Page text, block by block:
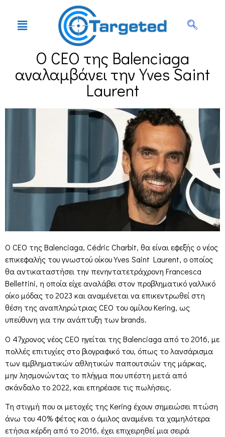
Ο CEO της Balenciaga
αναλαμβάνει την Yves Saint
Laurent
Ο CEO της Balenciaga, Cédric Charbit, θα είναι εφεξής ο νέος
επικεφαλής του γνωστού οίκου Yves Saint Laurent, ο οποίος
θα αντικαταστήσει την πενηντατετράχρονη Francesca
Bellettini, η οποία είχε αναλάβει στον προβληματικό γαλλικό
οίκο μόδας το 2023 και αναμένεται να επικεντρωθεί στη
θέση της αναπληρώτριας CEO του ομίλου Kering, ως
υπεύθυνη για την ανάπτυξη των brands.
Ο 47χρονος νέος CEO ηγείται της Balenciaga από το 2016, με
πολλές επιτυχίες στο βιογραφικό του, όπως το λανσάρισμα
των εμβληματικών αθλητικών παπουτσιών της μάρκας,
μην λησμονώντας το πλήγμα που υπέστη μετά από
σκάνδαλο το 2022, και επηρέασε τις πωλήσεις.
Τη στιγμή που οι μετοχές της Kering έχουν σημειώσει πτώση
άνω του 40% φέτος και ο όμιλος αναμένει τα χαμηλότερα
ετήσια κέρδη από το 2016, έχει επιχειρηθεί μια σειρά